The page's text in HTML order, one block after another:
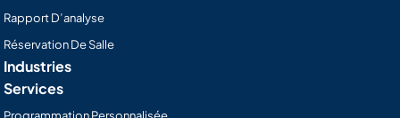
Rapport D’analyse
Réservation De Salle
Industries
Services